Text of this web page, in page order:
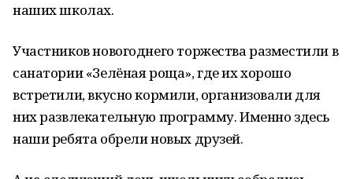
наших школах.
Участников новогоднего торжества разместили в
санатории «Зелёная роща», где их хорошо
встретили, вкусно кормили, организовали для
них развлекательную программу. Именно здесь
наши ребята обрели новых друзей.